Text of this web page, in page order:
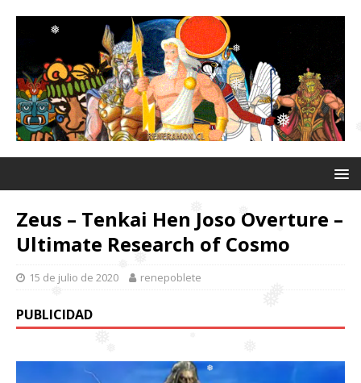
❅
❅
❅
❅
❅
❅
❅
❅
❅
❅
❅
Zeus – Tenkai Hen Joso Overture –
Ultimate Research of Cosmo
15 de julio de 2020 renepoblete
PUBLICIDAD